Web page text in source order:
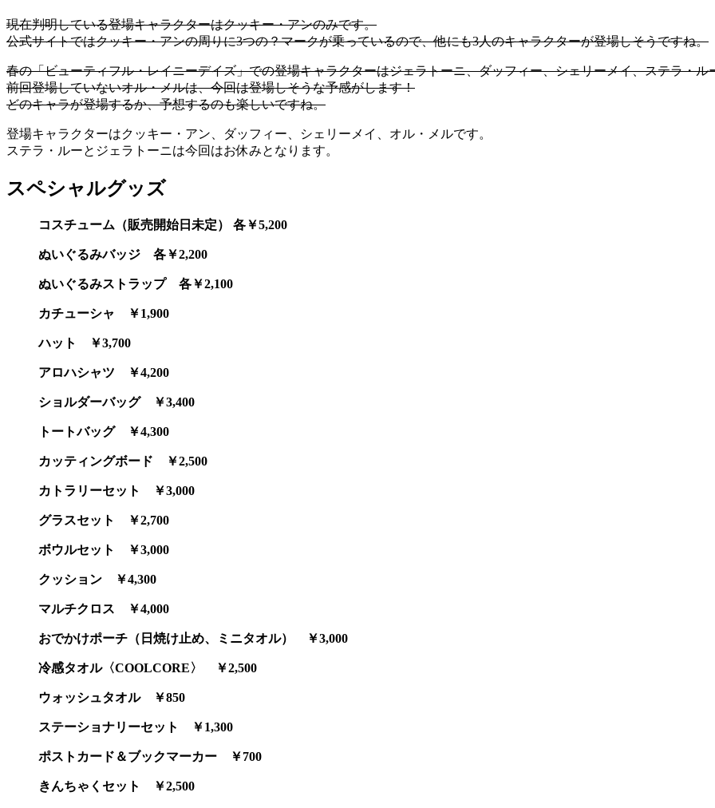
現在判明している登場キャラクターはクッキー・アンのみです。
公式サイトではクッキー・アンの周りに3つの？マークが乗っているので、他にも3人のキャラクターが登場しそうですね。
春の「ビューティフル・レイニーデイズ」での登場キャラクターはジェラトーニ、ダッフィー、シェリーメイ、ステラ・ル
前回登場していないオル・メルは、今回は登場しそうな予感がします！
どのキャラが登場するか、予想するのも楽しいですね。
登場キャラクターはクッキー・アン、ダッフィー、シェリーメイ、オル・メルです。
ステラ・ルーとジェラトーニは今回はお休みとなります。
スペシャルグッズ
コスチューム（販売開始日未定） 各￥5,200
ぬいぐるみバッジ 各￥2,200
ぬいぐるみストラップ 各￥2,100
カチューシャ ￥1,900
ハット ￥3,700
アロハシャツ ￥4,200
ショルダーバッグ ￥3,400
トートバッグ ￥4,300
カッティングボード ￥2,500
カトラリーセット ￥3,000
グラスセット ￥2,700
ボウルセット ￥3,000
クッション ￥4,300
マルチクロス ￥4,000
おでかけポーチ（日焼け止め、ミニタオル） ￥3,000
冷感タオル〈COOLCORE〉 ￥2,500
ウォッシュタオル ￥850
ステーショナリーセット ￥1,300
ポストカード＆ブックマーカー ￥700
きんちゃくセット ￥2,500